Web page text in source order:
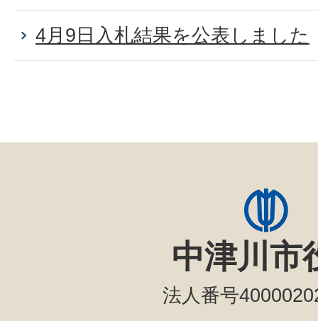
4月9日入札結果を公表しました
中津川市
法人番号